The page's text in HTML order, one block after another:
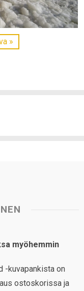
»
myöhemmin
-kuvapankista on
ostoskorissa ja